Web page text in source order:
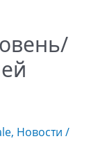
, Новости /